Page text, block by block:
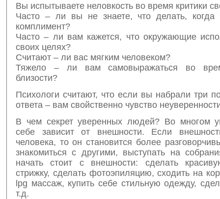
Вы испытываете неловкость во время критики
Часто – ли вы не знаете, что делать, когда
комплимент?
Часто – ли вам кажется, что окружающие
своих целях?
Считают – ли вас мягким человеком?
Тяжело – ли вам самовыражаться во
близости?
Психологи считают, что если вы набрали три
ответа – вам свойственно чувство
В чем секрет уверенных людей? Во многом
себе зависит от внешности. Если
человека, то он становится более
знакомиться с другими, выступать на
начать стоит с внешности: сделать
стрижку, сделать фотоэпиляцию, сходить на
lpg массаж, купить себе стильную одежду,
т.д.